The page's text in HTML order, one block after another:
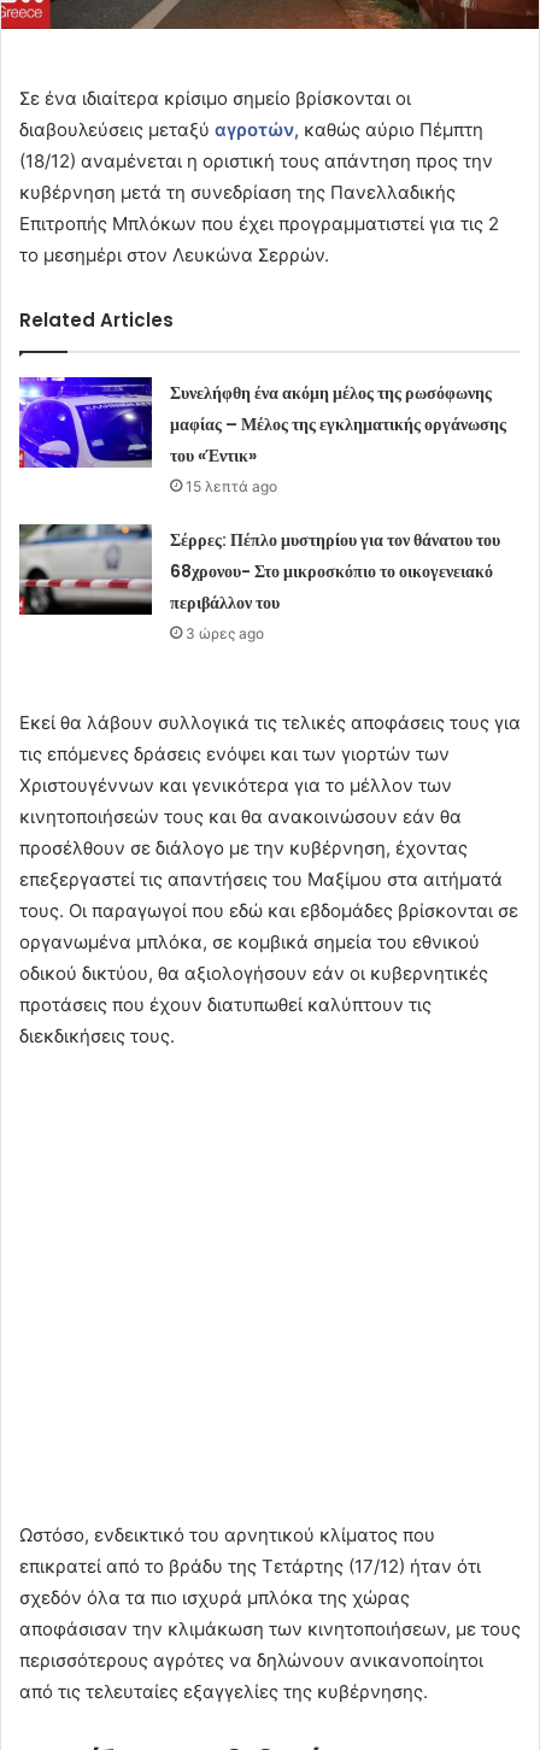
Σε ένα ιδιαίτερα κρίσιμο σημείο βρίσκονται οι
διαβουλεύσεις μεταξύ αγροτών, καθώς αύριο Πέμπτη
(18/12) αναμένεται η οριστική τους απάντηση προς την
κυβέρνηση μετά τη συνεδρίαση της Πανελλαδικής
Επιτροπής Μπλόκων που έχει προγραμματιστεί για τις 2
το μεσημέρι στον Λευκώνα Σερρών.
Related Articles
Συνελήφθη ένα ακόμη μέλος της ρωσόφωνης
μαφίας – Μέλος της εγκληματικής οργάνωσης
του «Έντικ»
15 λεπτά ago
Σέρρες: Πέπλο μυστηρίου για τον θάνατου του
68χρονου- Στο μικροσκόπιο το οικογενειακό
περιβάλλον του
3 ώρες ago
Εκεί θα λάβουν συλλογικά τις τελικές αποφάσεις τους για
τις επόμενες δράσεις ενόψει και των γιορτών των
Χριστουγέννων και γενικότερα για το μέλλον των
κινητοποιήσεών τους και θα ανακοινώσουν εάν θα
προσέλθουν σε διάλογο με την κυβέρνηση, έχοντας
επεξεργαστεί τις απαντήσεις του Μαξίμου στα αιτήματά
τους. Οι παραγωγοί που εδώ και εβδομάδες βρίσκονται σε
οργανωμένα μπλόκα, σε κομβικά σημεία του εθνικού
οδικού δικτύου, θα αξιολογήσουν εάν οι κυβερνητικές
προτάσεις που έχουν διατυπωθεί καλύπτουν τις
διεκδικήσεις τους.
Ωστόσο, ενδεικτικό του αρνητικού κλίματος που
επικρατεί από το βράδυ της Τετάρτης (17/12) ήταν ότι
σχεδόν όλα τα πιο ισχυρά μπλόκα της χώρας
αποφάσισαν την κλιμάκωση των κινητοποιήσεων, με τους
περισσότερους αγρότες να δηλώνουν ανικανοποίητοι
από τις τελευταίες εξαγγελίες της κυβέρνησης.